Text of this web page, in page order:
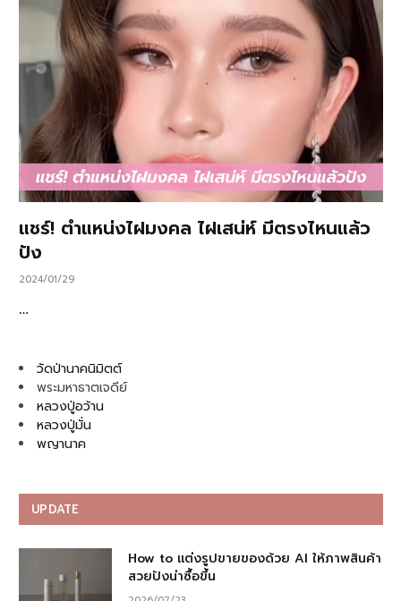
แชร์! ตำแหน่งไฝมงคล ไฝเสน่ห์ มีตรงไหนแล้ว
ปัง
2024/01/29
…
วัดป่านาคนิมิตต์
พระมหาธาตเจดีย์
หลวงปู่อว้าน
หลวงปู่มั่น
พญานาค
UPDATE
How to แต่งรูปขายของด้วย AI ให้ภาพสินค้า
สวยปังน่าซื้อขึ้น